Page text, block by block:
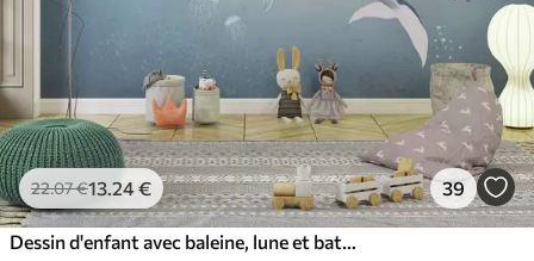
22.07€13.24€ 39
Dessin d'enfant avec baleine, lune et bateau avec des enfants